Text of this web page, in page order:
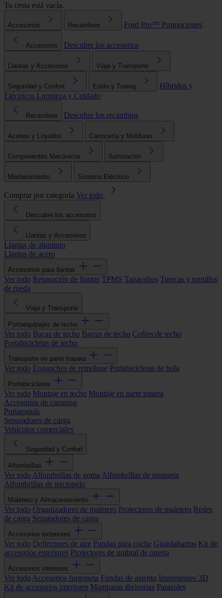
Tu cesta está vacía.
Accesorios Recambios Ford Pro™ Promociones
Accesorios Descubre los accesorios
Llantas y Accesorios Viaje y Transporte
Seguridad y Confort Estilo y Tuning
Híbridos y
Eléctricos Limpieza y Cuidado
Recambios Descubre los recambios
Aceites y Líquidos Carrocería y Molduras
Componentes Mecánicos Iluminación
Mantenimiento Sistema Eléctrico
Comprar por categoría Ver todo
Descubre los accesorios
Llantas y Accesorios
Llantas de aluminio
Llantas de acero
Accesorios para llantas
Ver todo Reparación de llantas TPMS Tapacubos Tuercas y tornillos
de rueda
Viaje y Transporte
Portaequipajes de techo
Ver todo Bacas de techo Barras de techo Cofres de techo
Portabicicletas de techo
Transporte en parte trasera
Ver todo Enganches de remolque Portabicicletas de bola
Portabicicletas
Ver todo Montaje en techo Montaje en parte trasera
Accesorios de camping
Portaesquís
Separadores de carga
Vehículos comerciales
Seguridad y Confort
Alfombrillas
Ver todo Alfombrillas de goma Alfombrillas de moqueta
Alfombrillas de terciopelo
Maletero y Almacenamiento
Ver todo Organizadores de maletero Protectores de maletero Redes
de carga Separadores de carga
Accesorios exteriores
Ver todo Deflectores de aire Fundas para coche Guardabarros Kit de
accesorios exteriores Protectores de umbral de puerta
Accesorios interiores
Ver todo Accesorios furgoneta Fundas de asiento Impresiones 3D
Kit de accesorios interiores Mamparas divisorias Parasoles